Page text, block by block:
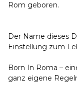
Rom geboren.
Der Name dieses
Einstellung zum
Born In Roma –
ganz eigene